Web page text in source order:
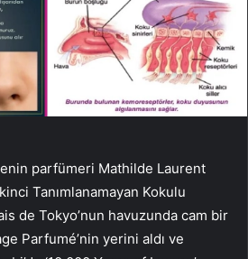
parfümeri Mathilde Laurent
Tanımlanamayan Kokulu
de Tokyo’nun havuzunda cam bir
Parfumé’nin yerini aldı ve